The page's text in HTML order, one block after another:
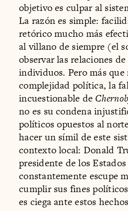
objetivo es culpar al
La razón es simple:
retórico mucho más
al villano de siempre (el
observar las relaciones
individuos. Pero más
complejidad política, la
incuestionable de
no es su condena
políticos opuestos al
hacer un símil de este
contexto local: Donald
presidente de los
constantemente escupe
cumplir sus fines
es ciega ante estos